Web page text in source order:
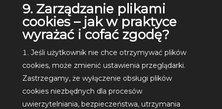
9. Zarządzanie plikami
cookies – jak w praktyce
wyrażać i cofać zgodę?
Jeśli użytkownik nie chce otrzymywać plików
cookies, może zmienić ustawienia przeglądarki.
Zastrzegamy, że wyłączenie obsługi plików
cookies niezbędnych dla procesów
uwierzytelniania, bezpieczeństwa, utrzymania